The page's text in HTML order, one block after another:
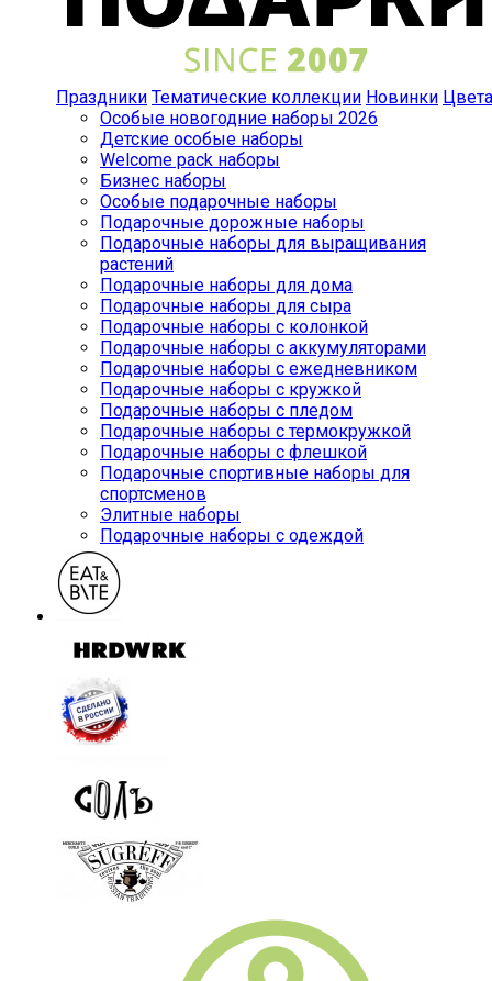
Праздники Тематические коллекции Новинки Цвета
Особые новогодние наборы 2026
Детские особые наборы
Welcome pack наборы
Бизнес наборы
Особые подарочные наборы
Подарочные дорожные наборы
Подарочные наборы для выращивания
растений
Подарочные наборы для дома
Подарочные наборы для сыра
Подарочные наборы с колонкой
Подарочные наборы с аккумуляторами
Подарочные наборы с ежедневником
Подарочные наборы с кружкой
Подарочные наборы с пледом
Подарочные наборы с термокружкой
Подарочные наборы с флешкой
Подарочные спортивные наборы для
спортсменов
Элитные наборы
Подарочные наборы с одеждой